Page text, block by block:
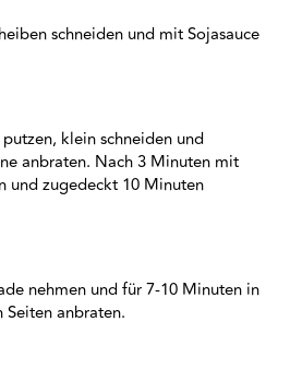
schneiden und mit Sojasauce
klein schneiden und
anbraten. Nach 3 Minuten mit
und zugedeckt 10 Minuten
nehmen und für 7-10 Minuten in
anbraten.